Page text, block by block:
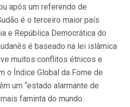
após um referendo de
é o terceiro maior país
e República Democrática do
é baseado na lei islâmica
muitos conflitos étnicos e
o Índice Global da Fome de
um “estado alarmante de
faminta do mundo.